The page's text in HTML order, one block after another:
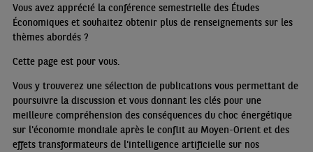
Vous avez apprécié la conférence semestrielle des Études
Économiques et souhaitez obtenir plus de renseignements sur les
thèmes abordés?
Cette page est pour vous.
Vous y trouverez une sélection de publications vous permettant de
poursuivre la discussion et vous donnant les clés pour une
meilleure compréhension des conséquences du choc énergétique
sur l'économie mondiale après le conflit au Moyen-Orient et des
effets transformateurs de l'intelligence artificielle sur nos